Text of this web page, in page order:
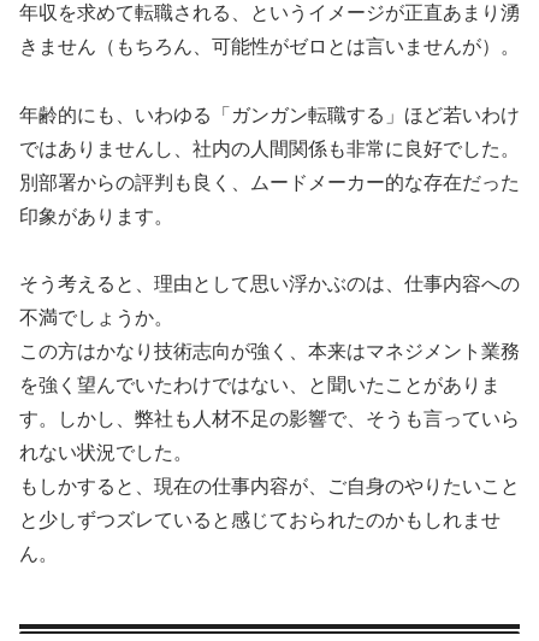
年収を求めて転職される、というイメージが正直あまり湧
きません（もちろん、可能性がゼロとは言いませんが）。
年齢的にも、いわゆる「ガンガン転職する」ほど若いわけ
ではありませんし、社内の人間関係も非常に良好でした。
別部署からの評判も良く、ムードメーカー的な存在だった
印象があります。
そう考えると、理由として思い浮かぶのは、仕事内容への
不満でしょうか。
この方はかなり技術志向が強く、本来はマネジメント業務
を強く望んでいたわけではない、と聞いたことがありま
す。しかし、弊社も人材不足の影響で、そうも言っていら
れない状況でした。
もしかすると、現在の仕事内容が、ご自身のやりたいこと
と少しずつズレていると感じておられたのかもしれませ
ん。